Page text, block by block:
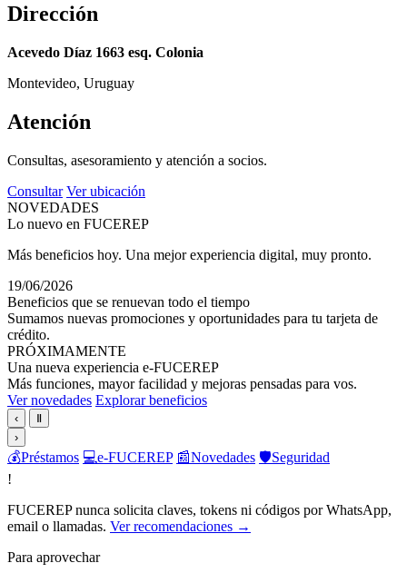
Dirección
Acevedo Díaz 1663 esq. Colonia
Montevideo, Uruguay
Atención
Consultas, asesoramiento y atención a socios.
Consultar Ver ubicación
NOVEDADES
Lo nuevo en FUCEREP
Más beneficios hoy. Una mejor experiencia digital, muy pronto.
19/06/2026
Beneficios que se renuevan todo el tiempo
Sumamos nuevas promociones y oportunidades para tu tarjeta de
crédito.
PRÓXIMAMENTE
Una nueva experiencia e-FUCEREP
Más funciones, mayor facilidad y mejoras pensadas para vos.
Ver novedades Explorar beneficios
‹
Ⅱ
›
💰Préstamos 💻e-FUCEREP 📰Novedades 🛡️Seguridad
!
FUCEREP nunca solicita claves, tokens ni códigos por WhatsApp,
email o llamadas. Ver recomendaciones →
Para aprovechar